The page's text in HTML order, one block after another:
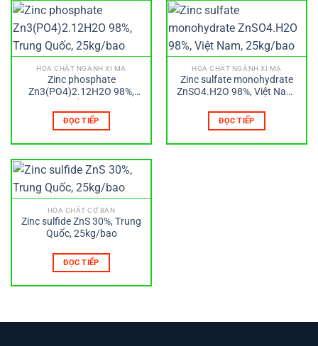
HÓA CHẤT NGÀNH XI MẠ
Zinc phosphate
Zn3(PO4)2.12H2O 98%,
ĐỌC TIẾP
HÓA CHẤT NGÀNH XI MẠ
Zinc sulfate monohydrate
ZnSO4.H2O 98%, Việt Nam,
ĐỌC TIẾP
HÓA CHẤT CƠ BẢN
Zinc sulfide ZnS 30%, Trung
Quốc, 25kg/bao
ĐỌC TIẾP